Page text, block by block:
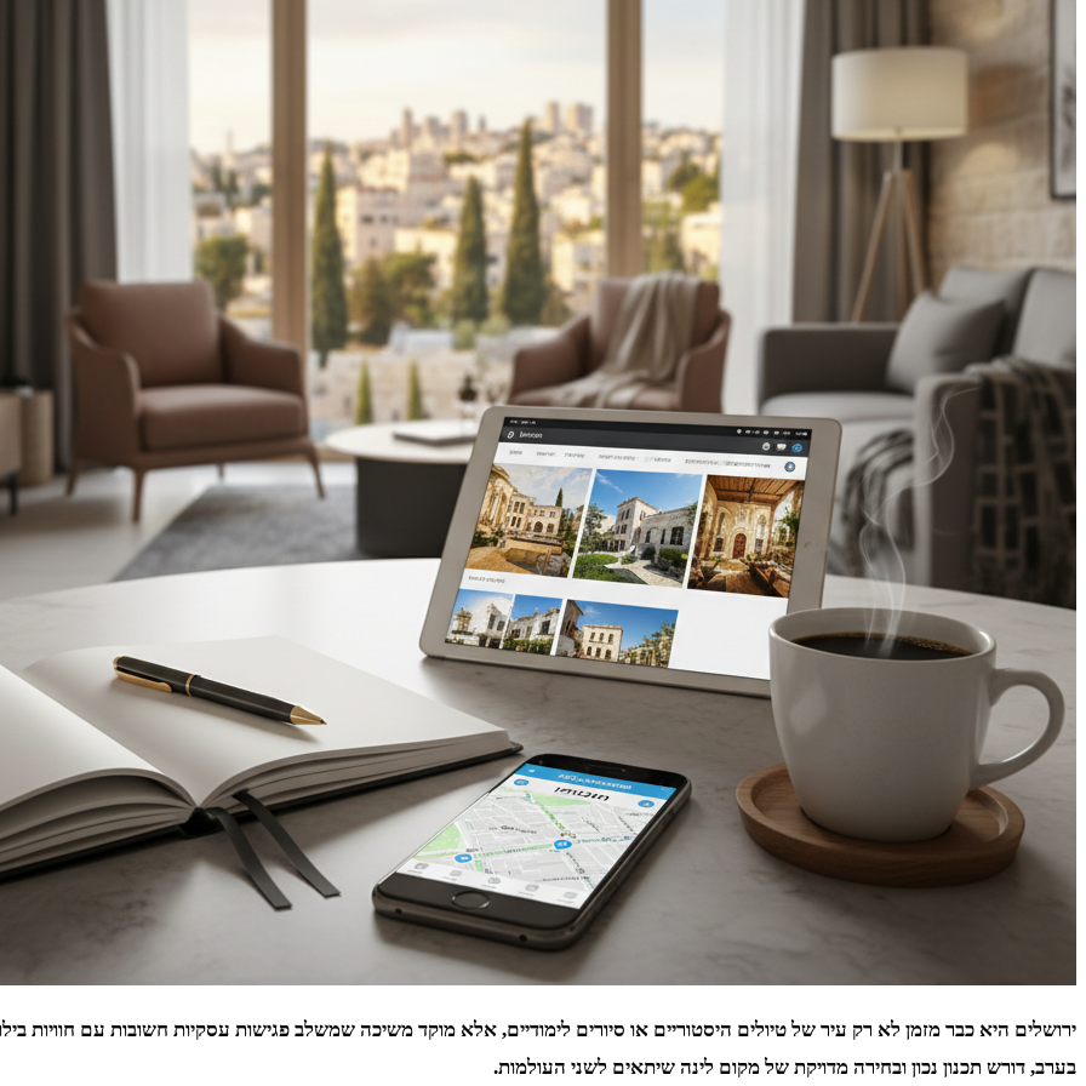
ירושלים היא כבר מזמן לא רק עיר של טיולים היסטוריים או סיורים לימודיים, אלא מוקד משיכה שמשלב פגישות עסקיות חשובות עם חוויות
בערב, דורש תכנון נכון ובחירה מדויקת של מקום לינה שיתאים לשני העולמות.